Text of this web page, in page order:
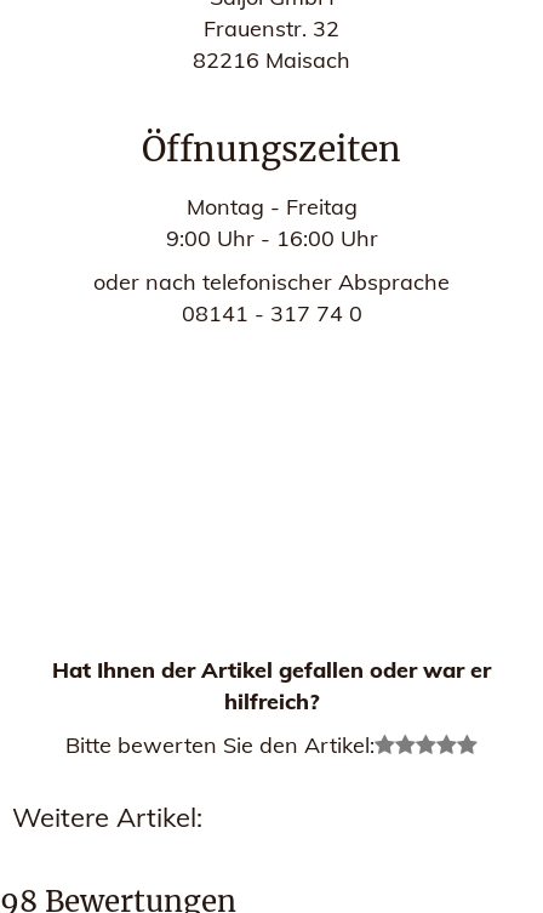
Frauenstr. 32
82216 Maisach
Öffnungszeiten
Montag - Freitag
9:00 Uhr - 16:00 Uhr
oder nach telefonischer Absprache
08141 - 317 74 0
Hat Ihnen der Artikel gefallen oder war er
hilfreich?
Bitte bewerten Sie den Artikel:
Weitere Artikel:
98 Bewertungen